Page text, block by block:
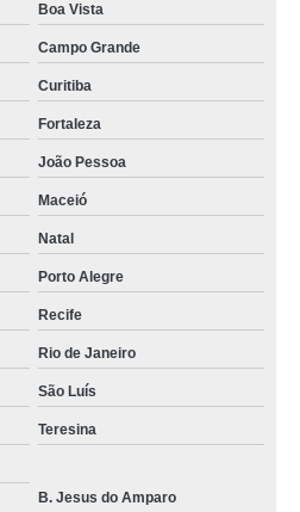
Boa Vista
Campo Grande
Curitiba
Fortaleza
João Pessoa
Maceió
Natal
Porto Alegre
Recife
Rio de Janeiro
São Luís
Teresina
B. Jesus do Amparo